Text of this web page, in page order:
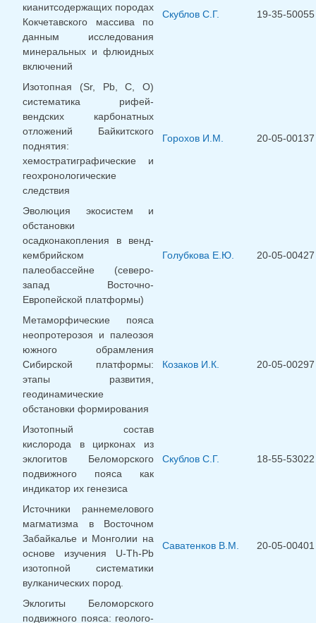
кианитсодержащих породах
Кокчетавского массива по
данным исследования
минеральных и флюидных
включений
Скублов С.Г. 19-35-50055
Изотопная (Sr, Pb, C, O)
систематика рифей-
вендских карбонатных
отложений Байкитского
поднятия:
хемостратиграфические и
геохронологические
следствия
Горохов И.М. 20-05-00137
Эволюция экосистем и
обстановки
осадконакопления в венд-
кембрийском
палеобассейне (северо-
запад Восточно-
Европейской платформы)
Голубкова Е.Ю. 20-05-00427
Метаморфические пояса
неопротерозоя и палеозоя
южного обрамления
Сибирской платформы:
этапы развития,
геодинамические
обстановки формирования
Козаков И.К. 20-05-00297
Изотопный состав
кислорода в цирконах из
эклогитов Беломорского
подвижного пояса как
индикатор их генезиса
Скублов С.Г. 18-55-53022
Источники раннемелового
магматизма в Восточном
Забайкалье и Монголии на
основе изучения U-Th-Pb
изотопной систематики
вулканических пород.
Саватенков В.М. 20-05-00401
Эклогиты Беломорского
подвижного пояса: геолого-